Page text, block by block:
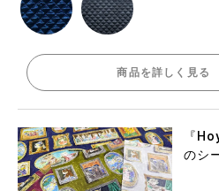
商品を詳しく見る
『
のシ